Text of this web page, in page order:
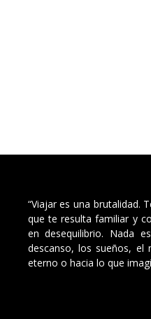
“Viajar es una brutalidad.
que te resulta familiar y
en desequilibrio. Nada
descanso, los sueños, el
eterno o hacia lo que